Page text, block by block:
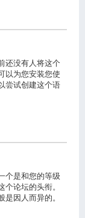
还没有人将这个
以为您安装您使
尝试创建这个语
个是和您的等级
论坛的头衔。
因人而异的。